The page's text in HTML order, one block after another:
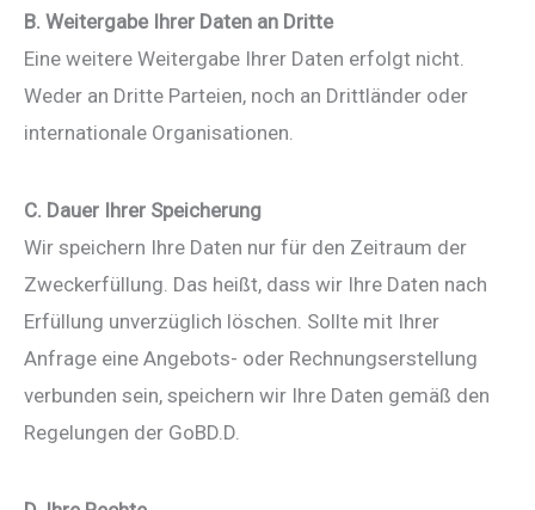
B. Weitergabe Ihrer Daten an Dritte
Eine weitere Weitergabe Ihrer Daten erfolgt nicht.
Weder an Dritte Parteien, noch an Drittländer oder
internationale Organisationen.
C. Dauer Ihrer Speicherung
Wir speichern Ihre Daten nur für den Zeitraum der
Zweckerfüllung. Das heißt, dass wir Ihre Daten nach
Erfüllung unverzüglich löschen. Sollte mit Ihrer
Anfrage eine Angebots- oder Rechnungserstellung
verbunden sein, speichern wir Ihre Daten gemäß den
Regelungen der GoBD.D.